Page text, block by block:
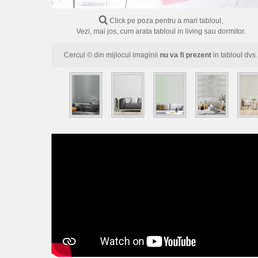
Click pe poza pentru a mari tabloul,
Vezi, mai jos, cum arata tabloul in living sau dormitor.
Cercul © din mijlocul imaginiinu va fi prezent in tabloul dvs.